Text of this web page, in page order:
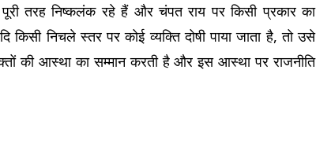
पूरी तरह निष्कलंक रहे हैं और चंपत राय पर किसी प्रकार का
किसी निचले स्तर पर कोई व्यक्ति दोषी पाया जाता है, तो उसे
की आस्था का सम्मान करती है और इस आस्था पर राजनीति